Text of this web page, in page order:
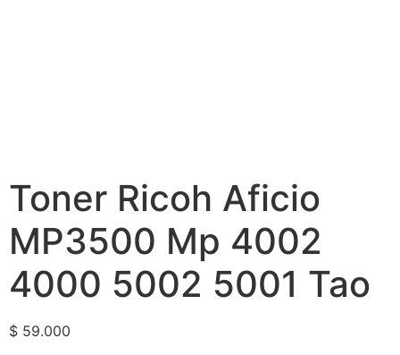
Toner Ricoh Aficio
MP3500 Mp 4002
4000 5002 5001 Tao
$ 59.000